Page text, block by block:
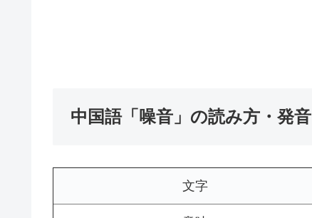
中国語「噪音」の読み方・発音
文字